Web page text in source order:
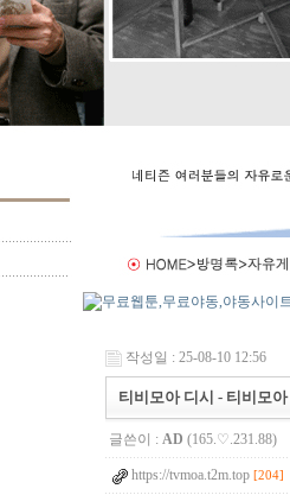
작성일 : 25-08-10 12:56
티비모아 디시 - 티비모
글쓴이 : AD (165.♡.231.88)
https://tvmoa.t2m.top [204]